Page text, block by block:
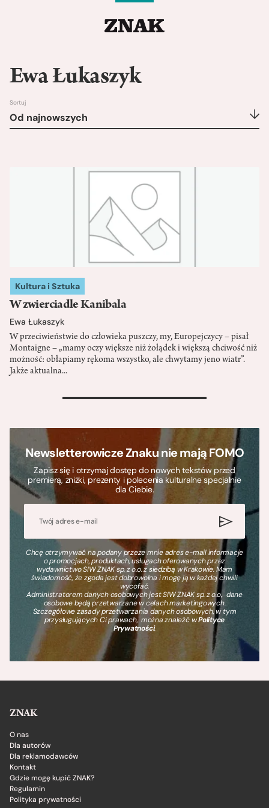
Ewa Łukaszyk
Sortuj
Od najnowszych
Kultura i Sztuka
W zwierciadle Kanibala
Ewa Łukaszyk
W przeciwieństwie do człowieka puszczy, my, Europejczycy – pisał
Montaigne – „mamy oczy większe niż żołądek i większą chciwość niż
możność: obłapiamy rękoma wszystko, ale chwytamy jeno wiatr”.
Jakże aktualna...
>
Newsletterowicze Znaku nie mają FOMO
Zapisz się i otrzymaj dostęp do nowych tekstów przed
premierą, zniżki, prezenty i polecenia kulturalne specjalnie
dla Ciebie.
Chcę otrzymywać na podany przeze mnie adres e-mail informacje
o promocjach, produktach, usługach oferowanych przez
wydawnictwo SIW ZNAK sp. z o.o. z siedzibą w Krakowie. Mam
świadomość, że zgoda jest dobrowolna i mogę ją w każdej chwili
wycofać.
Administratorem danych osobowych jest SIW ZNAK sp. z o.o., dane
osobowe będą przetwarzane w celach marketingowych.
Szczegółowe zasady przetwarzania danych osobowych, w tym
przysługujących Ci prawach, można znaleźć wPolityce
Prywatności.
ZNAK
O nas
Dla autorów
Dla reklamodawców
Kontakt
Gdzie mogę kupić ZNAK?
Regulamin
Polityka prywatności